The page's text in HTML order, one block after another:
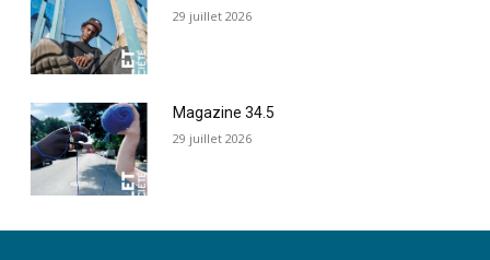
29 juillet 2026
Magazine 34.5
29 juillet 2026